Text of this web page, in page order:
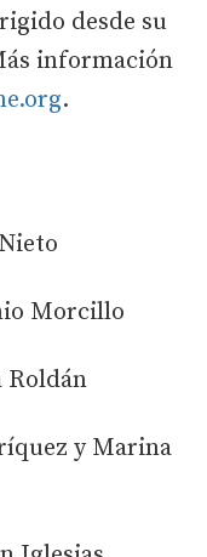
desde su
información
.
Morcillo
Roldán
y Marina